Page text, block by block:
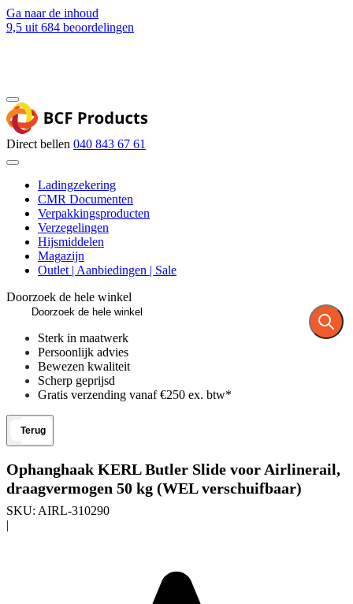
Ga naar de inhoud
9,5 uit 684 beoordelingen
Direct bellen 040 843 67 61
Ladingzekering
CMR Documenten
Verpakkingsproducten
Verzegelingen
Hijsmiddelen
Magazijn
Outlet | Aanbiedingen | Sale
Doorzoek de hele winkel
Sterk in maatwerk
Persoonlijk advies
Bewezen kwaliteit
Scherp geprijsd
Gratis verzending vanaf €250 ex. btw*
Terug
Ophanghaak KERL Butler Slide voor Airlinerail,
draagvermogen 50 kg (WEL verschuifbaar)
SKU: AIRL-310290
|